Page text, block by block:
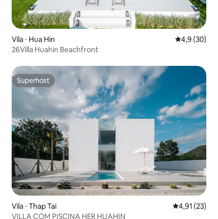
Vila ⋅ Hua Hin 4,9 de uma
4,9 (30)
26Villa Huahin Beachfront
Superhost
Superhost
Vila ⋅ Thap Tai 4,91 de uma
4,91 (23)
VILLA COM PISCINA HER HUAHIN